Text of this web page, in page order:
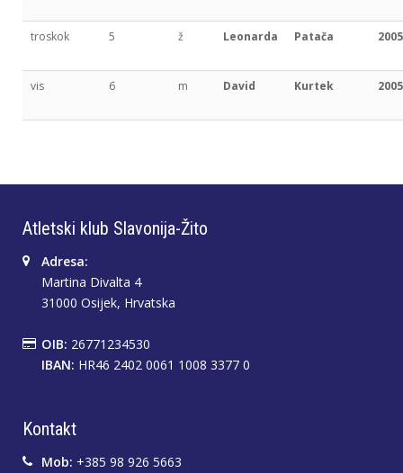
troskok 5 ž Leonarda Patača 2005
vis 6 m David Kurtek 2005
Atletski klub Slavonija-Žito
Adresa:
Martina Divalta 4
31000 Osijek, Hrvatska
OIB: 26771234530
IBAN: HR46 2402 0061 1008 3377 0
Kontakt
Mob: +385 98 926 5663